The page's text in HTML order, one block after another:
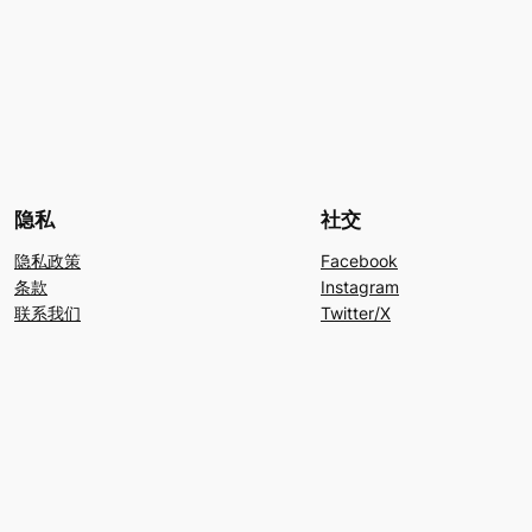
隐私
隐私政策
条款
联系我们
社交
Facebook
Instagram
Twitter/X